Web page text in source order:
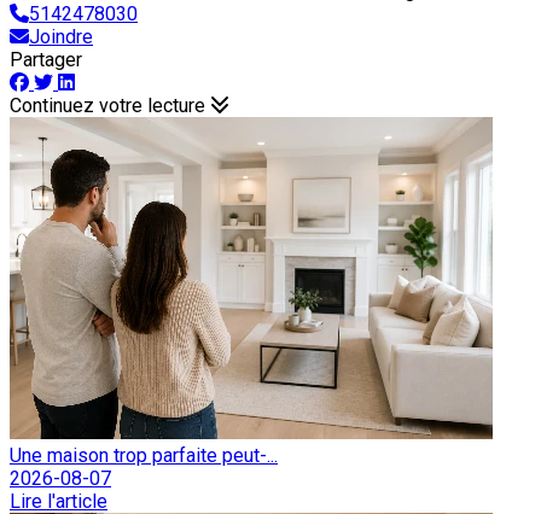
5142478030
Joindre
Partager
Continuez votre lecture
Une maison trop parfaite peut-...
2026-08-07
Lire l'article